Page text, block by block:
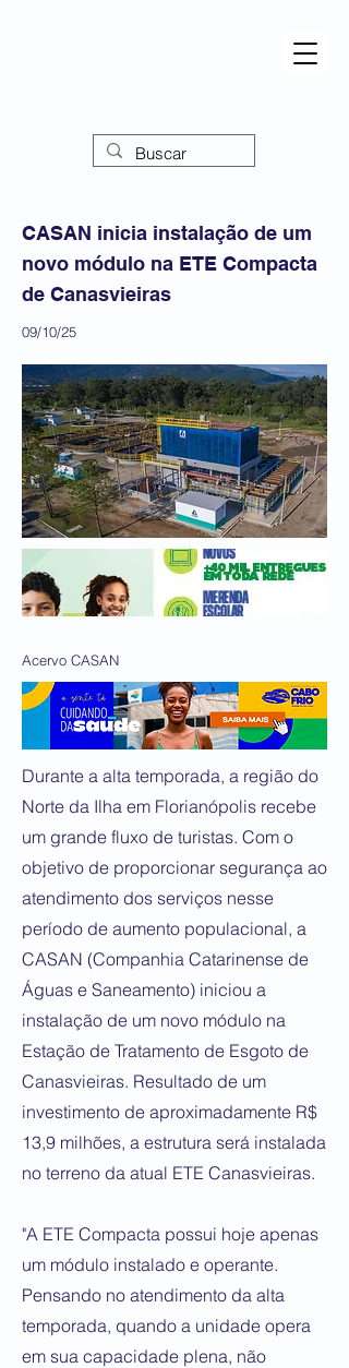
CASAN inicia instalação de um
novo módulo na ETE Compacta
de Canasvieiras
09/10/25
Acervo CASAN
Durante a alta temporada, a região do
Norte da Ilha em Florianópolis recebe
um grande fluxo de turistas. Com o
objetivo de proporcionar segurança ao
atendimento dos serviços nesse
período de aumento populacional, a
CASAN (Companhia Catarinense de
Águas e Saneamento) iniciou a
instalação de um novo módulo na
Estação de Tratamento de Esgoto de
Canasvieiras. Resultado de um
investimento de aproximadamente R$
13,9 milhões, a estrutura será instalada
no terreno da atual ETE Canasvieiras.
"A ETE Compacta possui hoje apenas
um módulo instalado e operante.
Pensando no atendimento da alta
temporada, quando a unidade opera
em sua capacidade plena, não